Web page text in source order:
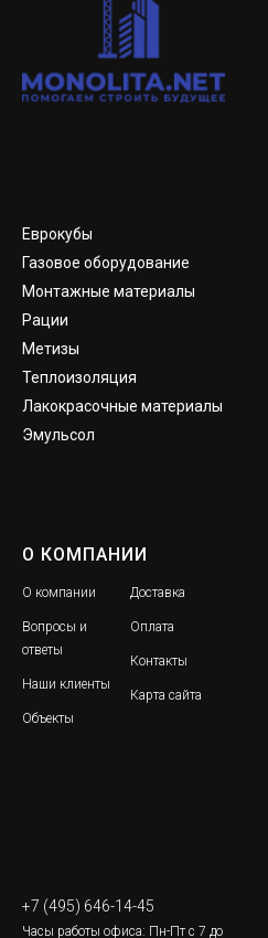
Еврокубы
Газовое оборудование
Монтажные материалы
Рации
Метизы
Теплоизоляция
Лакокрасочные материалы
Эмульсол
О КОМПАНИИ
О компании
Вопросы и
ответы
Наши клиенты
Объекты
Доставка
Оплата
Контакты
Карта сайта
+7 (495) 646-14-45
Часы работы офиса: Пн-Пт с 7 до